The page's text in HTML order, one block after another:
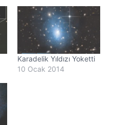
Karadelik Yıldızı Yoketti
10 Ocak 2014